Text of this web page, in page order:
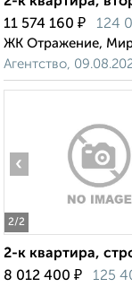
11 574 160 ₽ 124
ЖК Отражение,
Агентство,
2/2
‹
2-к квартира,
8 012 400 ₽ 125